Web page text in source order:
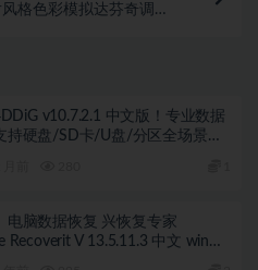
格色彩模拟达芬奇调色
v10.7.2.1 中文版！专业数据
持硬盘/SD卡/U盘/分区全场景恢
电脑数据恢复 兴恢复专家
Recoverit V 13.5.11.3 中文 win系